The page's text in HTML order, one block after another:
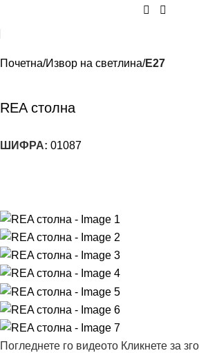
Почетна Извор на светлина E27
REA столна
ШИФРА: 01087
Погледнете го видеото Кликнете за